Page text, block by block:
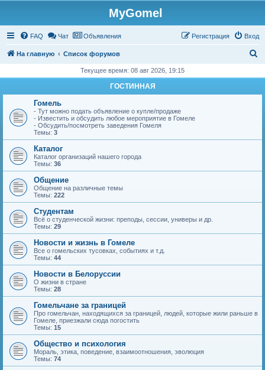
MyGomel
FAQ Чат Объявления Вход
Регистрация
На главную Список форумов
с
Текущее время: 08 авг 2026, 19:15
ГОСТИННАЯ
Гомель
- Тут можно подать объявление о купле/продаже
- Известить и обсудить любое мероприятие в Гомеле
- Обсудить/посмотреть заведения Гомеля
Темы: 3
Каталог
Каталог организаций нашего города
Темы: 36
Общение
Общение на различные темы
Темы: 222
Студентам
Всё о студенческой жизни: преподы, сессии, универы и др.
Темы: 29
Новости и жизнь в Гомеле
Все о гомельских тусовках, событиях и т.д.
Темы: 44
Новости в Белоруссии
О жизни в стране
Темы: 28
Гомельчане за границей
Про гомельчан, находящихся за границей, людей, которые жили раньше в
Гомеле, приезжали сюда погостить
Темы: 15
Общество и психология
Мораль, этика, поведение, взаимоотношения, эволюция
Темы: 74